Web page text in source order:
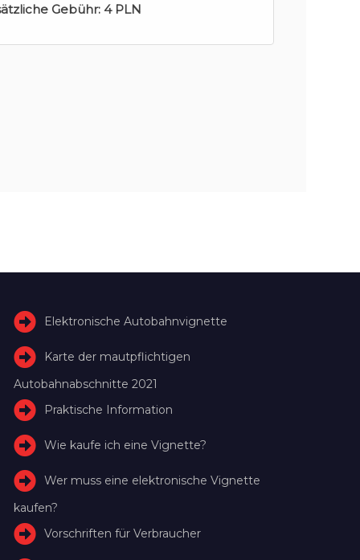
Gebühr: 4 PLN
Elektronische Autobahnvignette
Karte der mautpflichtigen
Autobahnabschnitte 2021
Praktische Information
Wie kaufe ich eine Vignette?
Wer muss eine elektronische Vignette
kaufen?
Vorschriften für Verbraucher